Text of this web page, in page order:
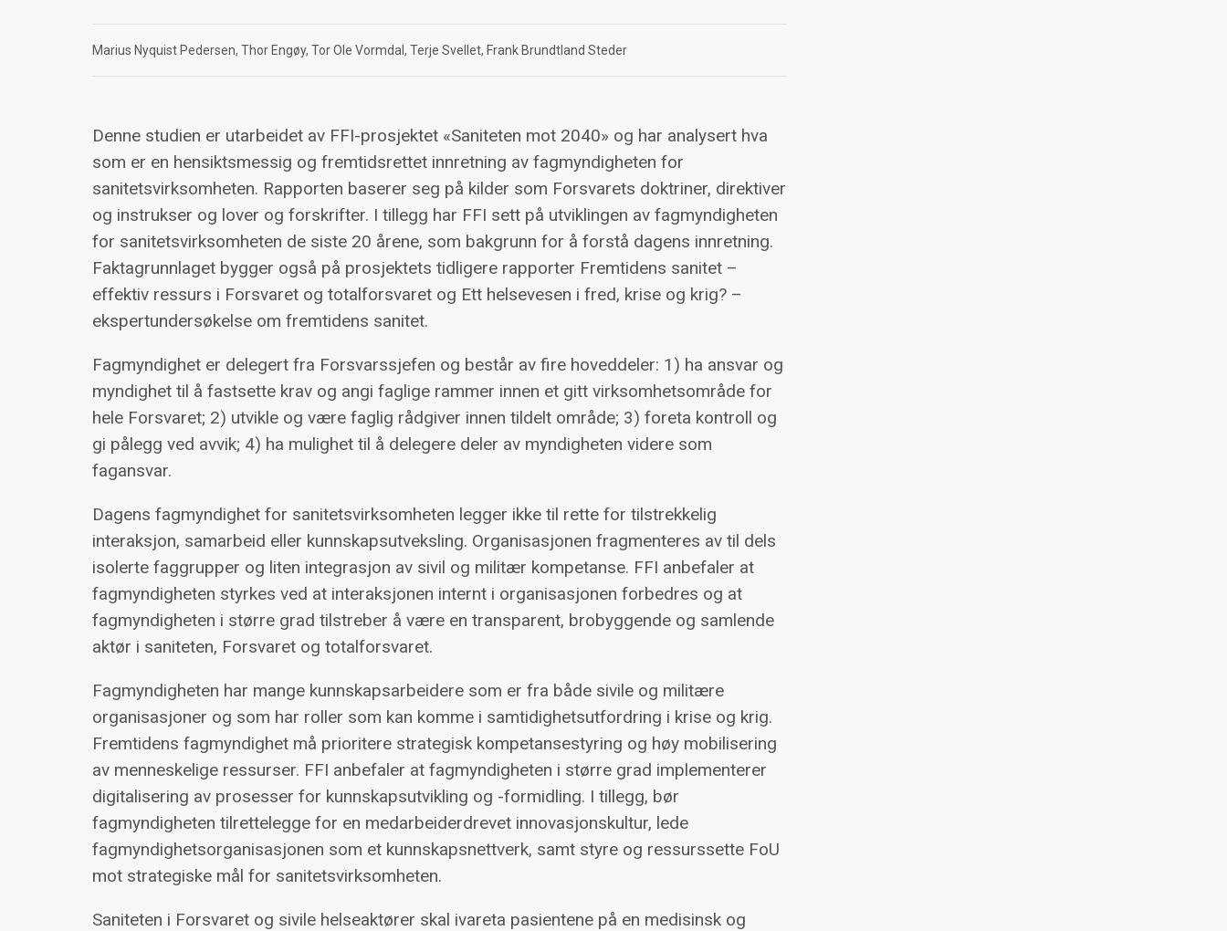
Marius Nyquist Pedersen Thor Engøy Tor Ole Vormdal Terje Svellet Frank Brundtland Steder
Denne studien er utarbeidet av FFI-prosjektet «Saniteten mot 2040» og har analysert hva
som er en hensiktsmessig og fremtidsrettet innretning av fagmyndigheten for
sanitetsvirksomheten. Rapporten baserer seg på kilder som Forsvarets doktriner, direktiver
og instrukser og lover og forskrifter. I tillegg har FFI sett på utviklingen av fagmyndigheten
for sanitetsvirksomheten de siste 20 årene, som bakgrunn for å forstå dagens innretning.
Faktagrunnlaget bygger også på prosjektets tidligere rapporter Fremtidens sanitet –
effektiv ressurs i Forsvaret og totalforsvaret og Ett helsevesen i fred, krise og krig? –
ekspertundersøkelse om fremtidens sanitet.
Fagmyndighet er delegert fra Forsvarssjefen og består av fire hoveddeler: 1) ha ansvar og
myndighet til å fastsette krav og angi faglige rammer innen et gitt virksomhetsområde for
hele Forsvaret; 2) utvikle og være faglig rådgiver innen tildelt område; 3) foreta kontroll og
gi pålegg ved avvik; 4) ha mulighet til å delegere deler av myndigheten videre som
fagansvar.
Dagens fagmyndighet for sanitetsvirksomheten legger ikke til rette for tilstrekkelig
interaksjon, samarbeid eller kunnskapsutveksling. Organisasjonen fragmenteres av til dels
isolerte faggrupper og liten integrasjon av sivil og militær kompetanse. FFI anbefaler at
fagmyndigheten styrkes ved at interaksjonen internt i organisasjonen forbedres og at
fagmyndigheten i større grad tilstreber å være en transparent, brobyggende og samlende
aktør i saniteten, Forsvaret og totalforsvaret.
Fagmyndigheten har mange kunnskapsarbeidere som er fra både sivile og militære
organisasjoner og som har roller som kan komme i samtidighetsutfordring i krise og krig.
Fremtidens fagmyndighet må prioritere strategisk kompetansestyring og høy mobilisering
av menneskelige ressurser. FFI anbefaler at fagmyndigheten i større grad implementerer
digitalisering av prosesser for kunnskapsutvikling og -formidling. I tillegg, bør
fagmyndigheten tilrettelegge for en medarbeiderdrevet innovasjonskultur, lede
fagmyndighetsorganisasjonen som et kunnskapsnettverk, samt styre og ressurssette FoU
mot strategiske mål for sanitetsvirksomheten.
Saniteten i Forsvaret og sivile helseaktører skal ivareta pasientene på en medisinsk og